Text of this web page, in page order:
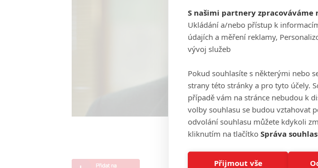
S našimi partnery zpracováváme
Ukládání a/nebo přístup k
údajích a měření reklamy,
vývoj služeb
Pokud souhlasíte s některými nebo
strany této stránky a pro tyto účely.
případě vám na stránce nebudou k
volby souhlasu se budou vztahovat
odvolání souhlasu můžete kdykoli
kliknutím na tlačítko Správa
Přijmout vše